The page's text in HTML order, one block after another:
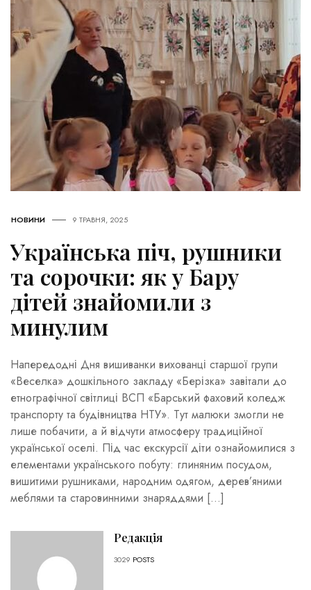
НОВИНИ 9 ТРАВНЯ, 2025
Українська піч, рушники
та сорочки: як у Бару
дітей знайомили з
минулим
Напередодні Дня вишиванки вихованці старшої групи
«Веселка» дошкільного закладу «Берізка» завітали до
етнографічної світлиці ВСП «Барський фаховий коледж
транспорту та будівництва НТУ». Тут малюки змогли не
лише побачити, а й відчути атмосферу традиційної
української оселі. Під час екскурсії діти ознайомилися з
елементами українського побуту: глиняним посудом,
вишитими рушниками, народним одягом, дерев’яними
меблями та старовинними знаряддями […]
Редакція
3029 POSTS